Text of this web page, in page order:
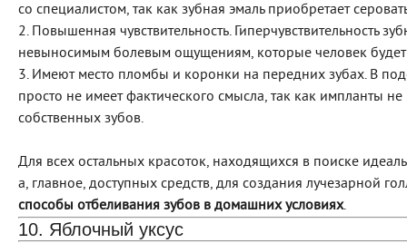
со специалистом, так как зубная эмаль приобретает
2. Повышенная чувствительность. Гиперчувствительность
невыносимым болевым ощущениям, которые человек будет
3. Имеют место пломбы и коронки на передних зубах. В
просто не имеет фактического смысла, так как импланты не
собственных зубов.
Для всех остальных красоток, находящихся в поиске
а, главное, доступных средств, для создания лучезарной
способы отбеливания зубов в домашних условиях.
10. Яблочный уксус